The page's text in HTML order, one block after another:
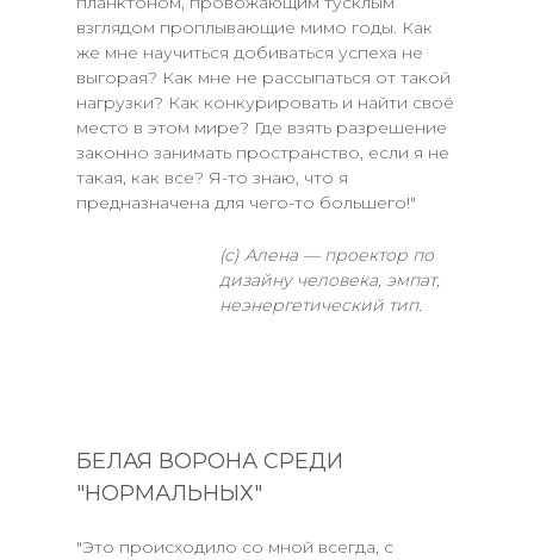
(с) Алена — проектор по
дизайну человека, эмпат,
неэнергетический тип.
взглядом проплывающие мимо годы. Как
же мне научиться добиваться успеха не
выгорая? Как мне не рассыпаться от такой
нагрузки? Как конкурировать и найти своё
место в этом мире? Где взять разрешение
законно занимать пространство, если я не
такая, как все? Я-то знаю, что я
предназначена для чего-то большего!"
БЕЛАЯ ВОРОНА СРЕДИ
"НОРМАЛЬНЫХ"
"Это происходило со мной всегда, с